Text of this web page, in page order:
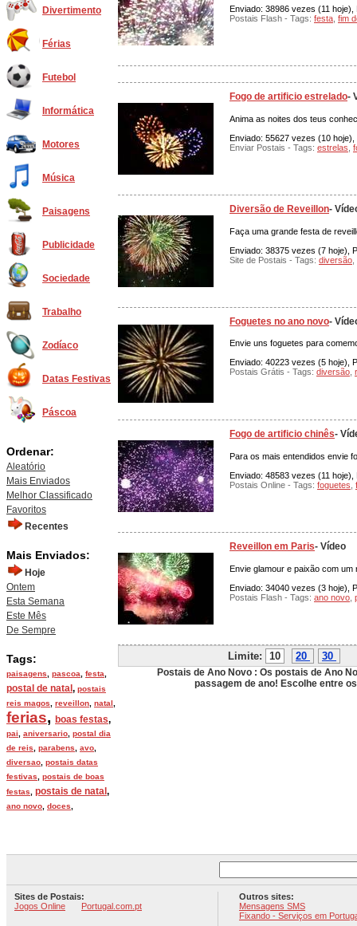
Divertimento
Férias
Futebol
Informática
Motores
Música
Paisagens
Publicidade
Sociedade
Trabalho
Zodíaco
Datas Festivas
Páscoa
Ordenar:
Aleatório
Mais Enviados
Melhor Classificado
Favoritos
Recentes
Mais Enviados:
Hoje
Ontem
Esta Semana
Este Mês
De Sempre
Tags:
paisagens pascoa festa
postal de natal , postais
reis magos
reveillon natal
ferias, boas festas,
pai aniversario postal dia
de reis
parabens avo
diversao postais datas
festivas
postais de boas
festas
postais de natal ,
ano novo doces
Enviado: 38986 vezes (11
Postais Flash - Tags: festa fim
Fogo de artificio estrelado-
Anima as noites dos teus
Enviado: 55627 vezes (10
Enviar Postais - Tags: estrelas
Diversão de Reveillon-
Faça uma grande festa de
Enviado: 38375 vezes (7 hoje),
Site de Postais - Tags: diversão
Foguetes no ano novo-
Envie uns foguetes para
Enviado: 40223 vezes (5 hoje),
Postais Grátis - Tags: diversão
Fogo de artificio chinês-
Para os mais entendidos envie
Enviado: 48583 vezes (11
Postais Online - Tags: foguetes
Reveillon em Paris- Vídeo
Envie glamour e paixão com um
Enviado: 34040 vezes (3 hoje),
Postais Flash - Tags: ano novo
Limite: 10 20 30
Postais de Ano Novo : Os postais de Ano
passagem de ano! Escolhe entre
Sites de Postais:
Jogos Online
Portugal.com.pt
Outros sites:
Mensagens SMS
Fixando - Serviços em